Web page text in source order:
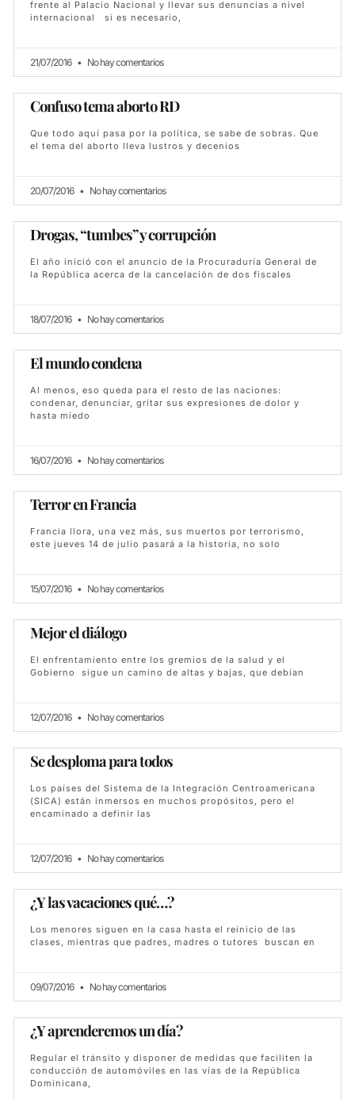
frente al Palacio Nacional y llevar sus denuncias a nivel
internacional si es necesario,
21/07/2016 No hay comentarios
Confuso tema aborto RD
Que todo aquí pasa por la política, se sabe de sobras. Que
el tema del aborto lleva lustros y decenios
20/07/2016 No hay comentarios
Drogas, “tumbes” y corrupción
El año inició con el anuncio de la Procuraduría General de
la República acerca de la cancelación de dos fiscales
18/07/2016 No hay comentarios
El mundo condena
Al menos, eso queda para el resto de las naciones:
condenar, denunciar, gritar sus expresiones de dolor y
hasta miedo
16/07/2016 No hay comentarios
Terror en Francia
Francia llora, una vez más, sus muertos por terrorismo,
este jueves 14 de julio pasará a la historia, no solo
15/07/2016 No hay comentarios
Mejor el diálogo
El enfrentamiento entre los gremios de la salud y el
Gobierno sigue un camino de altas y bajas, que debían
12/07/2016 No hay comentarios
Se desploma para todos
Los países del Sistema de la Integración Centroamericana
(SICA) están inmersos en muchos propósitos, pero el
encaminado a definir las
12/07/2016 No hay comentarios
¿Y las vacaciones qué…?
Los menores siguen en la casa hasta el reinicio de las
clases, mientras que padres, madres o tutores buscan en
09/07/2016 No hay comentarios
¿Y aprenderemos un día?
Regular el tránsito y disponer de medidas que faciliten la
conducción de automóviles en las vías de la República
Dominicana,